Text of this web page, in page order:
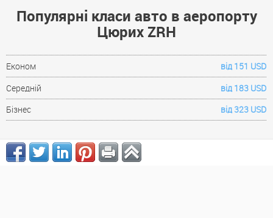
Популярні класи авто в аеропорту
Цюрих ZRH
Економ
від 151 USD
Середній
від 183 USD
Бізнес
від 323 USD